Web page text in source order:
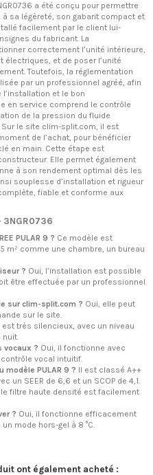
a été conçu pour permettre
sa légèreté, son gabarit compact et
facilement par le client lui-
du fabricant. La
correctement l’unité intérieure,
et de poser l’unité
Toutefois, la réglementation
par un professionnel agréé, afin
et le bon
en service comprend le contrôle
de la pression du fluide
le site clim-split.com, il est
de l’achat, pour bénéficier
en main. Cette étape est
Elle permet également
à son rendement optimal dès les
souplesse d’installation et rigueur
fiable et conforme aux
3NGR0736
PULAR 9 ? Ce modèle est
m² comme une chambre, un bureau
? Oui, l’installation est possible
être effectuée par un professionnel
sur clim-split.com ? Oui, elle peut
sur le site.
est très silencieux, avec un niveau
nuit.
vocaux ? Oui, il fonctionne avec
contrôle vocal intuitif.
PULAR 9 ? Il est classé A++
un SEER de 6,6 et un SCOP de 4,1.
le filtre haute densité est facilement
? Oui, il fonctionne efficacement
mode hors-gel à 8 °C.
ont également acheté :